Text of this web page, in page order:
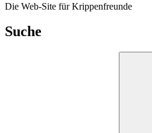
Die Web-Site für Krippenfreunde
Suche